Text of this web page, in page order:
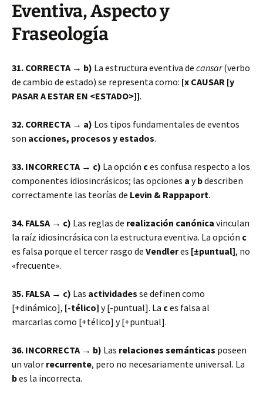
Eventiva, Aspecto y
Fraseología
31. CORRECTA → b) La estructura eventiva de cansar(verbo
de cambio de estado) se representa como: [x CAUSAR [y
PASAR A ESTAR EN <ESTADO>]].
32. CORRECTA → a) Los tipos fundamentales de eventos
son acciones, procesos y estados.
33. INCORRECTA → c) La opción ces confusa respecto a los
componentes idiosincrásicos; las opciones a ybdescriben
correctamente las teorías de Levin & Rappaport.
34. FALSA → c) Las reglas de realización canónica vinculan
la raíz idiosincrásica con la estructura eventiva. La opción c
es falsa porque el tercer rasgo de Vendleres [±puntual], no
«frecuente».
35. FALSA → c) Las actividades se definen como
[+dinámico], [-télico] y [-puntual]. La ces falsa al
marcarlas como [+télico] y [+puntual].
36. INCORRECTA → b) Las relaciones semánticas poseen
un valor recurrente, pero no necesariamente universal. La
bes la incorrecta.